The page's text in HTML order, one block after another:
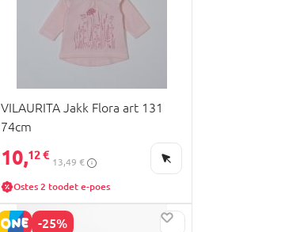
VILAURITA Jakk Flora art 131
74cm
10,12 €
13,49 €
Ostes 2 toodet e-poes
-25%